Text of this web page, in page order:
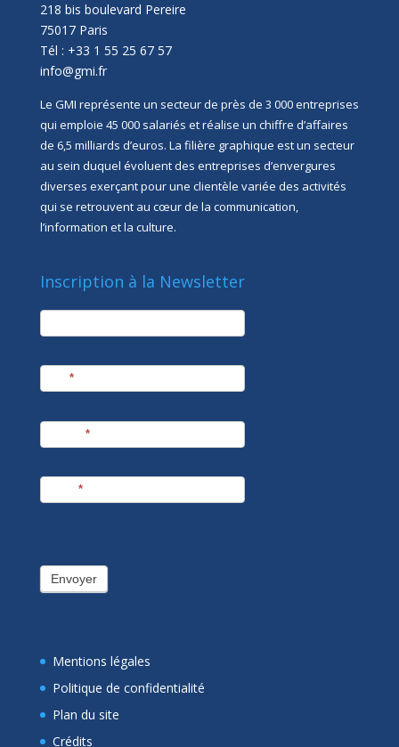
218 bis boulevard Pereire
75017 Paris
Tél : +33 1 55 25 67 57
info@gmi.fr
Le GMI représente un secteur de près de 3 000 entreprises
qui emploie 45 000 salariés et réalise un chiffre d’affaires
de 6,5 milliards d’euros. La filière graphique est un secteur
au sein duquel évoluent des entreprises d’envergures
diverses exerçant pour une clientèle variée des activités
qui se retrouvent au cœur de la communication,
l’information et la culture.
Inscription à la Newsletter
newsletter
*
*
*
Envoyer
Mentions légales
Politique de confidentialité
Plan du site
Crédits